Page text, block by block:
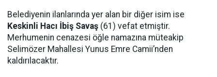
Belediyenin ilanlarında yer alan bir diğer isim ise
Keskinli Hacı İbiş Savaş (61) vefat etmiştir.
Merhumenin cenazesi öğle namazına müteakip
Selimözer Mahallesi Yunus Emre Camii’nden
kaldırılacaktır.